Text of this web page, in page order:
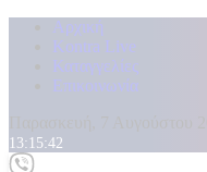
Αρχική
Kontra Live
Καταγγελίες
Επικοινωνία
13:15:44